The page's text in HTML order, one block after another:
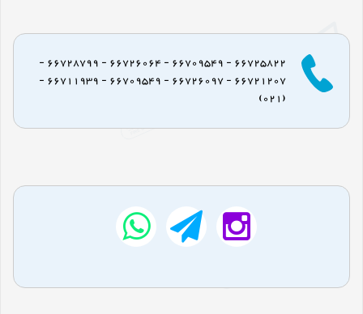
66725822 - 66709549 - 66726064 - 66728799 -
66721207 - 66726097 - 66709549 - 66711939 -
(021)